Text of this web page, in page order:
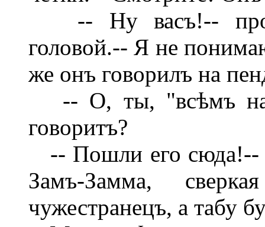
-- Ну васъ!--
головой.-- Я не
же онъ говорилъ на
-- О, ты, "всѣмъ на
говоритъ?
-- Пошли его сюда!--
Замъ-Замма,
чужестранецъ, а табу